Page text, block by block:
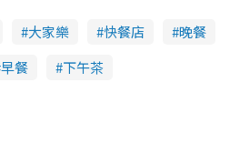
大家樂 快餐店
晚餐
早餐 下午茶